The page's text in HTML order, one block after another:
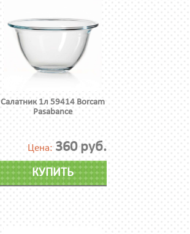
Салатник 1л 59414 Borcam
Pasabance
Цена: 360 руб.
КУПИТЬ